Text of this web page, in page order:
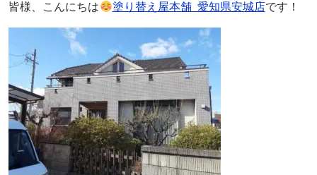
皆様、こんにちは 塗り替え屋本舗 愛知県安城店です！